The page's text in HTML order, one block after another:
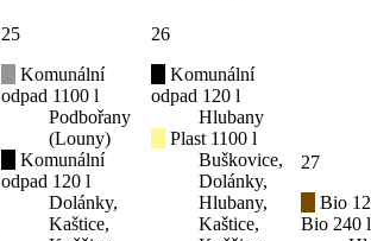
25
Komunální
odpad 1100 l
Podbořany
(Louny)
Komunální
odpad 120 l
Dolánky,
Kaštice,
26
Komunální
odpad 120 l
Hlubany
Plast 1100 l
Buškovice,
Dolánky,
Hlubany,
Kaštice,
27
Bio
Bio 240 l